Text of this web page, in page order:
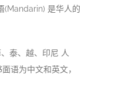
(Mandarin) 是华人的
泰、越、印尼 人
语为中文和英文，